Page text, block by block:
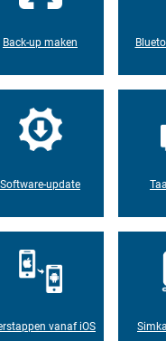
Back-up maken
Software-update
vanaf iOS